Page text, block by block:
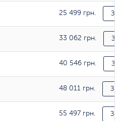
25 499 грн.
33 062 грн.
40 546 грн.
48 011 грн.
55 497 грн.